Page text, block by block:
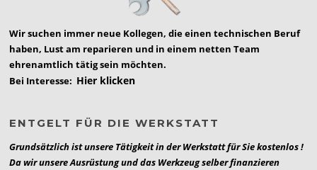
Wir suchen immer neue Kollegen, die einen technischen Beruf
haben, Lust am reparieren und in einem netten Team
ehrenamtlich tätig sein möchten.
Bei Interesse: Hier klicken
ENTGELT FÜR DIE WERKSTATT
Grundsätzlich ist unsere Tätigkeit in der Werkstatt für Sie kostenlos !
Da wir unsere Ausrüstung und das Werkzeug selber finanzieren